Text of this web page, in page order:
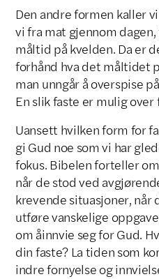
Den andre formen kaller
vi fra mat gjennom
måltid på kvelden. Da er
forhånd hva det måltidet
man unngår å overspise
En slik faste er mulig over
Uansett hvilken form for
gi Gud noe som vi har
fokus. Bibelen forteller
når de stod ved
krevende situasjoner, når
utføre vanskelige
om åinnvie seg for Gud.
din faste? La tiden som
indre fornyelse og